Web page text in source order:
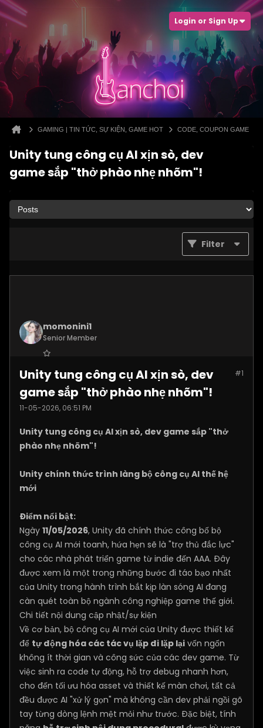
Login or Sign Up
GAMING | TIN TỨC, SỰ KIỆN, GAME HOT CODE, COUPON GAME
Unity tung công cụ AI xịn sò, dev
game sắp "thở phào nhẹ nhõm"!
Filter
momonini1
Senior Member
Posts: 5399 #1
Unity tung công cụ AI xịn sò, dev
game sắp "thở phào nhẹ nhõm"!
11-05-2026, 06:51 PM
Unity tung công cụ AI xịn sò, dev game sắp "thở
phào nhẹ nhõm"!
Unity chính thức trình làng bộ công cụ AI thế hệ
mới
Điểm nổi bật:
Ngày 11/05/2026, Unity đã chính thức công bố bộ
công cụ AI mới toanh, hứa hẹn sẽ là "trợ thủ đắc lực"
cho các nhà phát triển game từ indie đến AAA. Đây
được xem là một trong những bước đi táo bạo nhất
của Unity trong hành trình bắt kịp làn sóng AI đang
càn quét toàn bộ ngành công nghiệp game thế giới.
Chi tiết nội dung cập nhật/sự kiện
Về cơ bản, bộ công cụ AI mới của Unity được thiết kế
để tự động hóa các tác vụ lặp đi lặp lại vốn ngốn
không ít thời gian và công sức của các dev game. Từ
việc sinh ra code tự động, hỗ trợ debug nhanh hơn,
cho đến tối ưu hóa asset và thiết kế màn chơi, tất cả
đều được AI "xử lý gọn" mà không cần dev phải ngồi gõ
tay từng dòng lệnh mệt mỏi như trước. Đặc biệt, tính